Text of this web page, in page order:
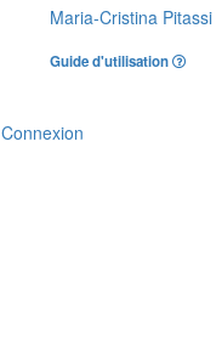
Maria-Cristina Pitassi
Guide d'utilisation
Connexion